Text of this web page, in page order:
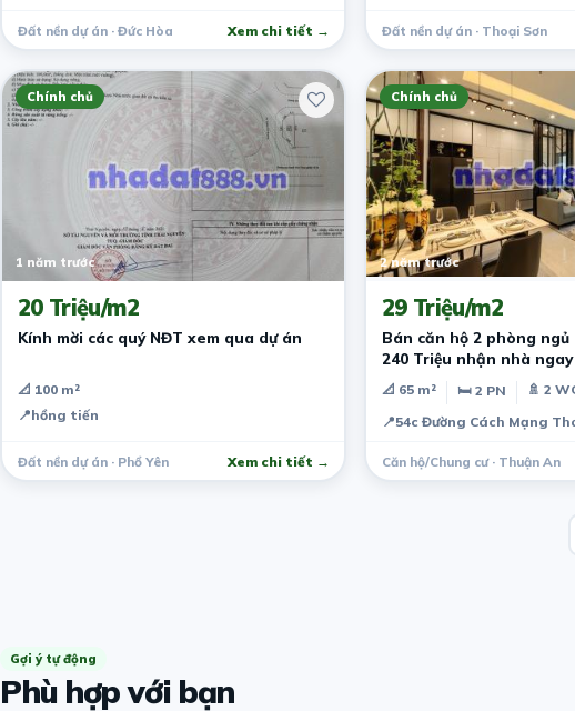
Đất nền dự án · Đức Hòa Xem chi tiết → Đất nền dự án · Thoại Sơn
Chính chủ
1 năm trước
20 Triệu/m2
Kính mời các quý NĐT xem qua dự án
📐 100 m²
📍hồng tiến
Đất nền dự án · Phổ Yên Xem chi tiết →
Chính chủ
2 năm trước
29 Triệu/m2
Bán căn hộ 2 phòng
240 Triệu nhận nhà
An
📐 65 m² 🛏 2 PN
🚿 2
📍54c Đường Cách Mạng
Căn hộ/Chung cư · Thuận An
Gợi ý tự động
Phù hợp với bạn